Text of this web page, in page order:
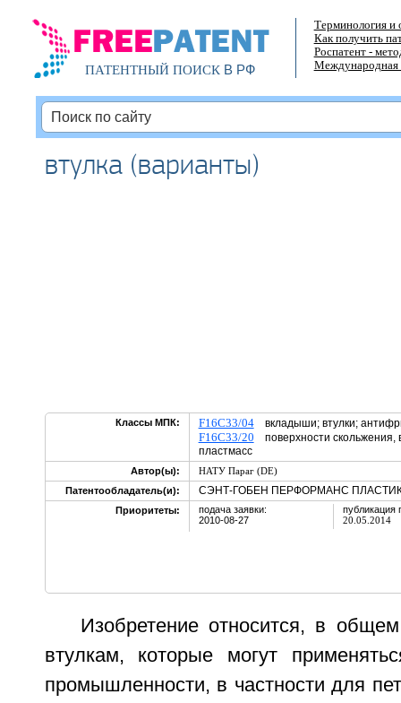
ПАТЕНТНЫЙ ПОИСКВ РФ
Терминология и
Как получить
Роспатент -
Международная
втулка (варианты)
Классы МПК: F16C33/04вкладыши; втулки;
F16C33/20 поверхности скольжения,
пластмасс
Автор(ы):
НАТУ Параг (DE)
Патентообладатель(и):
СЭНТ-ГОБЕН ПЕРФОРМАНС
Приоритеты:
подача заявки:
2010-08-27
публикация
20.05.2014
Изобретение относится, в
втулкам, которые могут
промышленности, в частности для